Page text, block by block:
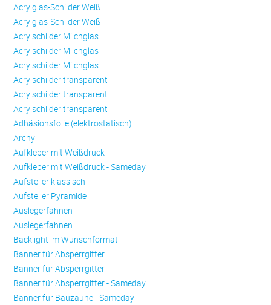
Acrylglas-Schilder Weiß
Acrylglas-Schilder Weiß
Acrylschilder Milchglas
Acrylschilder Milchglas
Acrylschilder Milchglas
Acrylschilder transparent
Acrylschilder transparent
Acrylschilder transparent
Adhäsionsfolie (elektrostatisch)
Archy
Aufkleber mit Weißdruck
Aufkleber mit Weißdruck - Sameday
Aufsteller klassisch
Aufsteller Pyramide
Auslegerfahnen
Auslegerfahnen
Backlight im Wunschformat
Banner für Absperrgitter
Banner für Absperrgitter
Banner für Absperrgitter - Sameday
Banner für Bauzäune - Sameday